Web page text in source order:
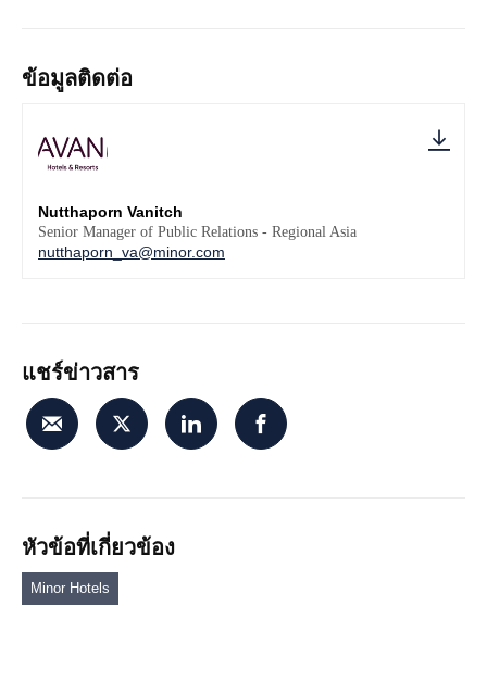
ข้อมูลติดต่อ
Nutthaporn Vanitch
Senior Manager of Public Relations - Regional Asia
nutthaporn_va@minor.com
แชร์ข่าวสาร
หัวข้อที่เกี่ยวข้อง
Minor Hotels